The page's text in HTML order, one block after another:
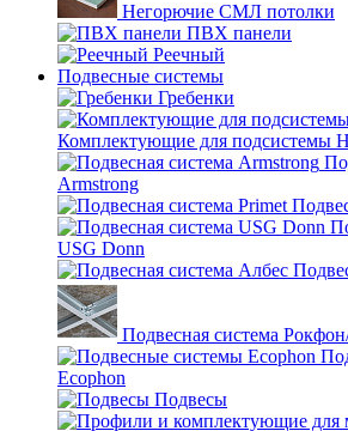
Негорючие СМЛ потолки
ПВХ панели
Реечный
Подвесные системы
Гребенки
Комплектующие для подсистемы
Armstrong
USG Donn
Подвесная система
Ecophon
Подвесы